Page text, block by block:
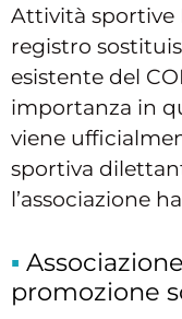
Attività sportive
registro
esistente del
importanza in
viene
sportiva
l’associazione
promozione